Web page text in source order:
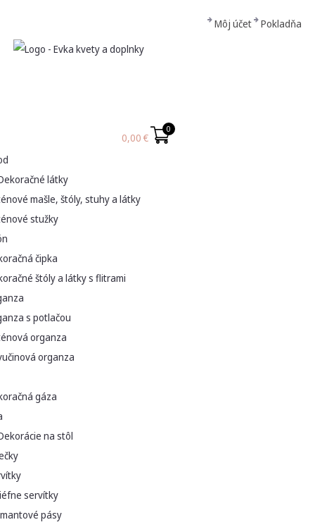
Môj účet Pokladňa
0,00 €
0
látky
mašle, štóly, stuhy a látky
stužky
čipka
štóly a látky s flitrami
s potlačou
organza
organza
gáza
na stôl
servítky
pásy